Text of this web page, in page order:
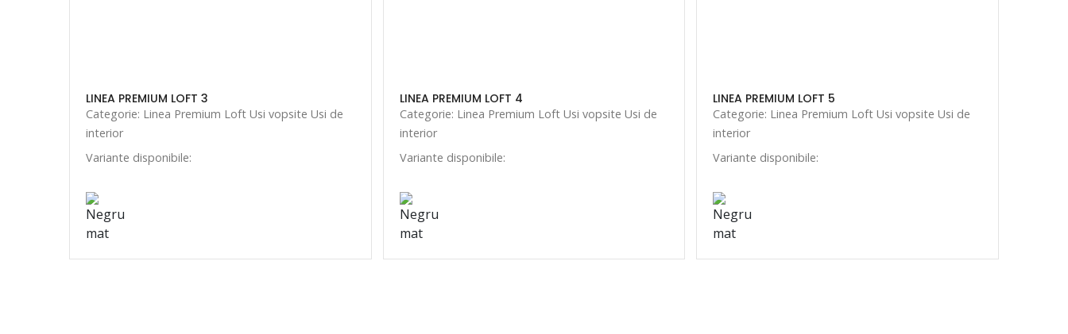
LINEA PREMIUM LOFT 3
Categorie: Linea Premium Loft Usi vopsite Usi de
interior
Variante disponibile:
LINEA PREMIUM LOFT 4
Categorie: Linea Premium Loft Usi vopsite Usi de
interior
Variante disponibile:
LINEA PREMIUM LOFT 5
Categorie: Linea Premium Loft Usi vopsite Usi de
interior
Variante disponibile: